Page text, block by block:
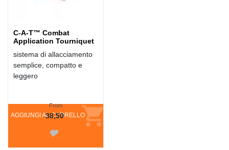
C-A-T™ Combat
Application Tourniquet
sistema di allacciamento
semplice, compatto e
leggero
AGGIUNGI AL CARRELLO
From
38,50